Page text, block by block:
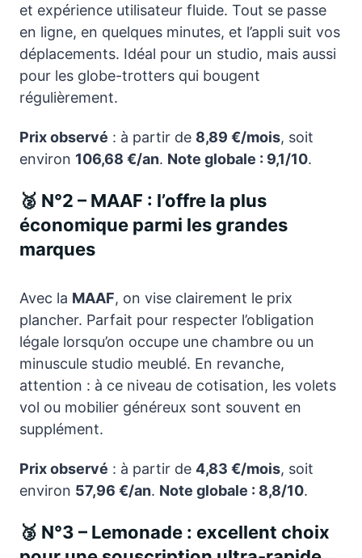
et expérience utilisateur fluide. Tout se passe
en ligne, en quelques minutes, et l’appli suit vos
déplacements. Idéal pour un studio, mais aussi
pour les globe-trotters qui bougent
régulièrement.
Prix observé : à partir de 8,89 €/mois, soit
environ 106,68 €/an. Note globale : 9,1/10.
🥈 N°2 – MAAF : l’offre la plus
économique parmi les grandes
marques
Avec la MAAF, on vise clairement le prix
plancher. Parfait pour respecter l’obligation
légale lorsqu’on occupe une chambre ou un
minuscule studio meublé. En revanche,
attention : à ce niveau de cotisation, les volets
vol ou mobilier généreux sont souvent en
supplément.
Prix observé : à partir de 4,83 €/mois, soit
environ 57,96 €/an. Note globale : 8,8/10.
🥉 N°3 – Lemonade : excellent choix